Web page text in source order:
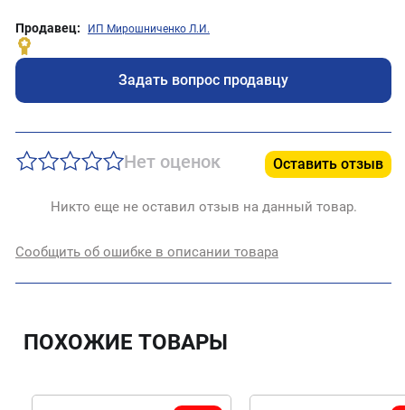
Продавец: ИП Мирошниченко Л.И.
Задать вопрос продавцу
Нет оценок Оставить отзыв
Никто еще не оставил отзыв на данный товар.
Сообщить об ошибке в описании товара
ПОХОЖИЕ ТОВАРЫ